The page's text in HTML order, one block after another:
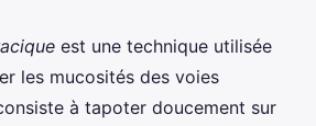
est une technique utilisée
les mucosités des voies
à tapoter doucement sur